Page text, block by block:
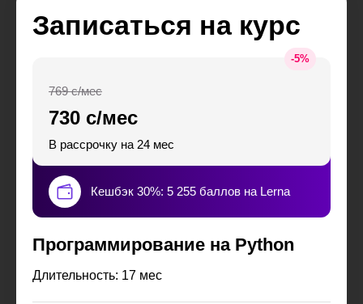
Записаться на курс
-5%
730 с/мес
769 с/мес
В рассрочку на 24 мес
Кешбэк 30%: 5 255 баллов на Lerna
Программирование на Python
Длительность: 17 мес